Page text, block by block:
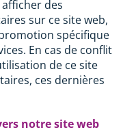
des
sur ce site web,
spécifique
En cas de conflit
de ce site
ces dernières
notre site web